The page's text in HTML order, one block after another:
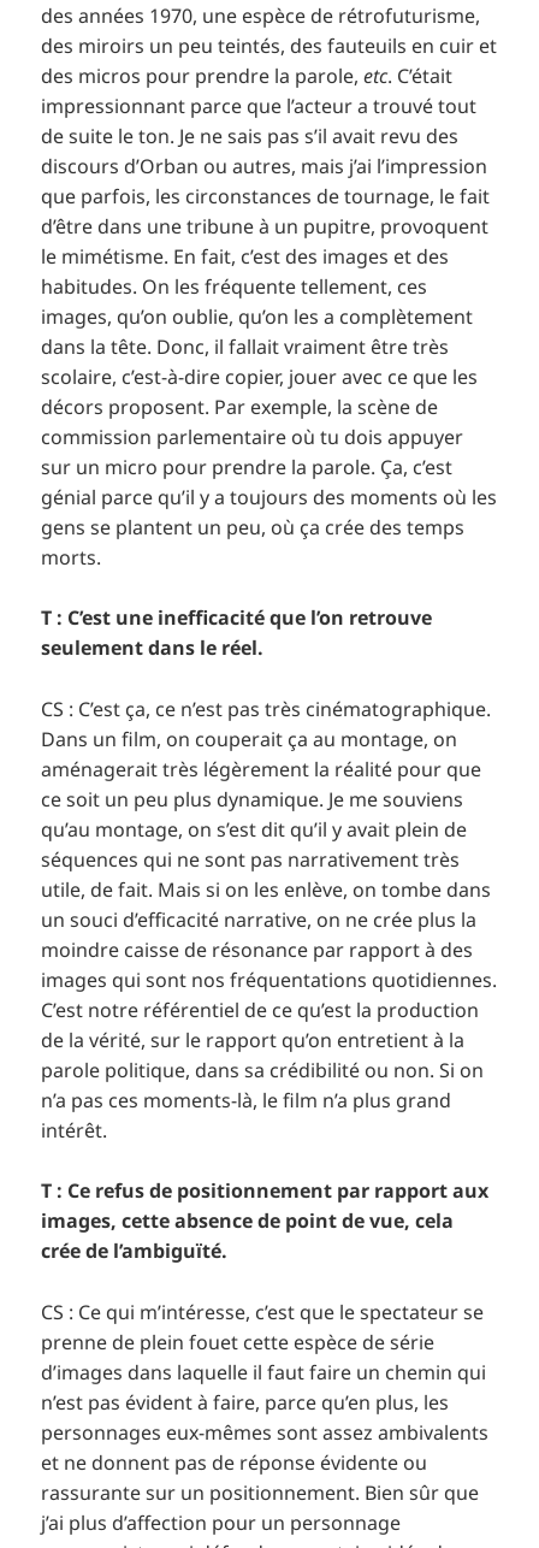
des années 1970, une espèce de rétrofuturisme,
des miroirs un peu teintés, des fauteuils en cuir et
des micros pour prendre la parole,etc. C’était
impressionnant parce que l’acteur a trouvé tout
de suite le ton. Je ne sais pas s’il avait revu des
discours d’Orban ou autres, mais j’ai l’impression
que parfois, les circonstances de tournage, le fait
d’être dans une tribune à un pupitre, provoquent
le mimétisme. En fait, c’est des images et des
habitudes. On les fréquente tellement, ces
images, qu’on oublie, qu’on les a complètement
dans la tête. Donc, il fallait vraiment être très
scolaire, c’est-à-dire copier, jouer avec ce que les
décors proposent. Par exemple, la scène de
commission parlementaire où tu dois appuyer
sur un micro pour prendre la parole. Ça, c’est
génial parce qu’il y a toujours des moments où les
gens se plantent un peu, où ça crée des temps
morts.
T : C’est une inefficacité que l’on retrouve
seulement dans le réel.
CS : C’est ça, ce n’est pas très cinématographique.
Dans un film, on couperait ça au montage, on
aménagerait très légèrement la réalité pour que
ce soit un peu plus dynamique. Je me souviens
qu’au montage, on s’est dit qu’il y avait plein de
séquences qui ne sont pas narrativement très
utile, de fait. Mais si on les enlève, on tombe dans
un souci d’efficacité narrative, on ne crée plus la
moindre caisse de résonance par rapport à des
images qui sont nos fréquentations quotidiennes.
C’est notre référentiel de ce qu’est la production
de la vérité, sur le rapport qu’on entretient à la
parole politique, dans sa crédibilité ou non. Si on
n’a pas ces moments-là, le film n’a plus grand
intérêt.
T : Ce refus de positionnement par rapport aux
images, cette absence de point de vue, cela
crée de l’ambiguïté.
CS : Ce qui m’intéresse, c’est que le spectateur se
prenne de plein fouet cette espèce de série
d’images dans laquelle il faut faire un chemin qui
n’est pas évident à faire, parce qu’en plus, les
personnages eux-mêmes sont assez ambivalents
et ne donnent pas de réponse évidente ou
rassurante sur un positionnement. Bien sûr que
j’ai plus d’affection pour un personnage